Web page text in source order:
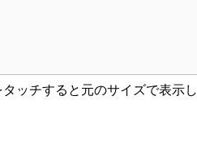
タッチすると元のサイズで表示